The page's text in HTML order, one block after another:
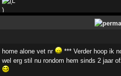
home alone vet nr
*** Verder hoop ik
wel erg stil nu rondom hem sinds 2 jaar